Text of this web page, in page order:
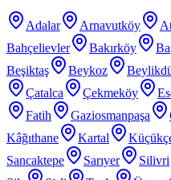
Adalar Arnavutköy
Bahçelievler
Bakırköy
Beşiktaş
Beykoz
Çatalca
Çekmeköy
Fatih
Gaziosmanpaşa
Kâğıthane
Kartal
Sancaktepe
Sarıyer Silivri